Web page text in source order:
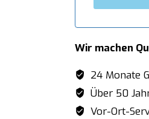
Menge
Wir machen
24 Monate
Über 50
Vor-Ort-